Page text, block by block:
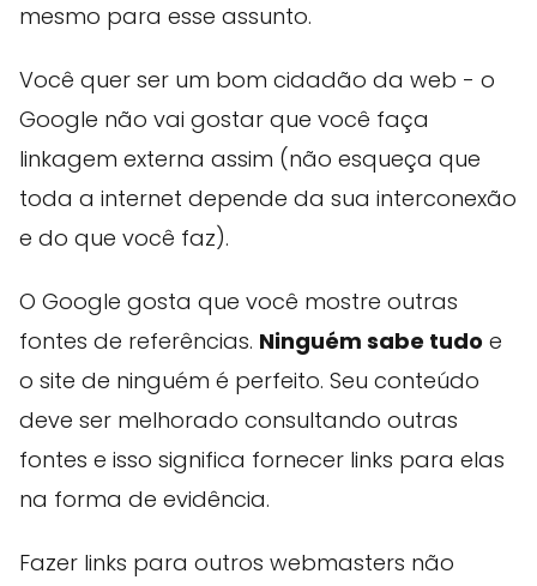
mesmo para esse assunto.
Você quer ser um bom cidadão da web - o
Google não vai gostar que você faça
linkagem externa assim (não esqueça que
toda a internet depende da sua interconexão
e do que você faz).
O Google gosta que você mostre outras
fontes de referências. Ninguém sabe tudo e
o site de ninguém é perfeito. Seu conteúdo
deve ser melhorado consultando outras
fontes e isso significa fornecer links para elas
na forma de evidência.
Fazer links para outros webmasters não